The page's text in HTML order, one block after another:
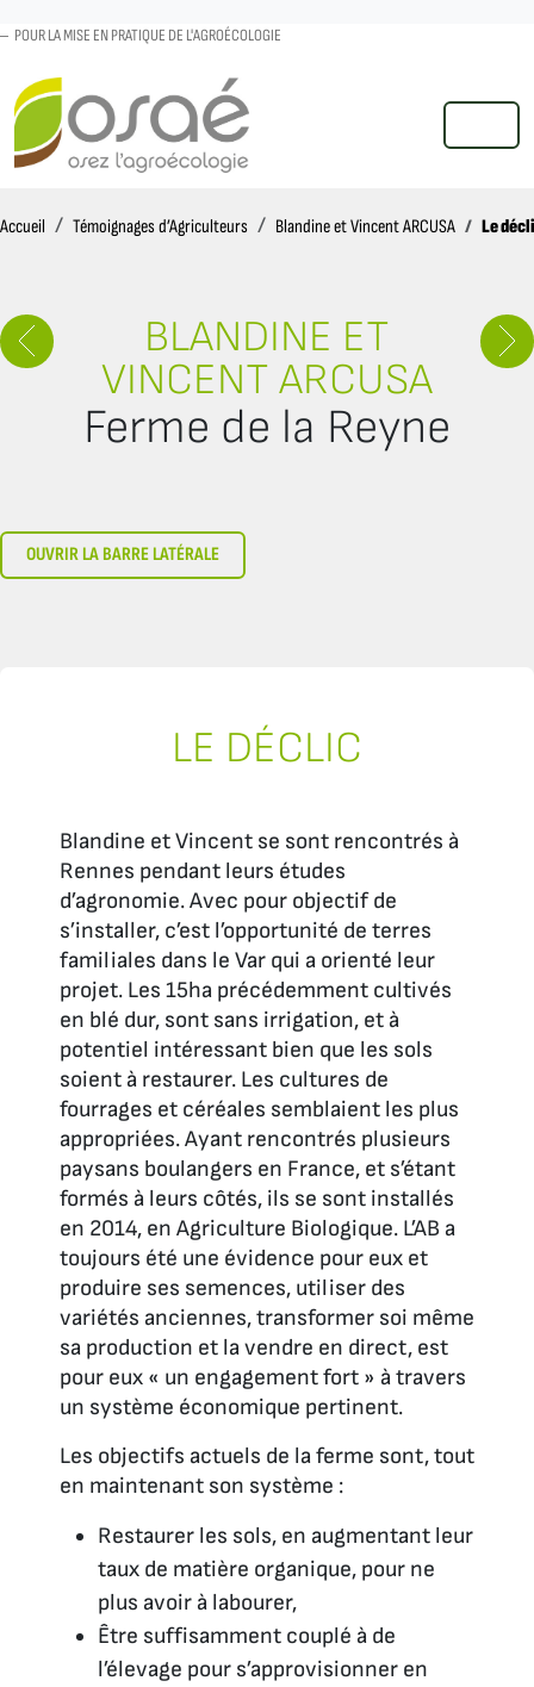
POUR LA MISE EN PRATIQUE DE L'AGROÉCOLOGIE
MENU
Accueil AccueilTémoignages d’Agriculteurs Blandine et Vincent ARCUSA Le
BLANDINE ET
VINCENT ARCUSA
Ferme de la Reyne
OUVRIR LA BARRE LATÉRALE
LE DÉCLIC
Blandine et Vincent se sont rencontrés à
Rennes pendant leurs études
d’agronomie. Avec pour objectif de
s’installer, c’est l’opportunité de terres
familiales dans le Var qui a orienté leur
projet. Les 15ha précédemment cultivés
en blé dur, sont sans irrigation, et à
potentiel intéressant bien que les sols
soient à restaurer. Les cultures de
fourrages et céréales semblaient les plus
appropriées. Ayant rencontrés plusieurs
paysans boulangers en France, et s’étant
formés à leurs côtés, ils se sont installés
en 2014, en Agriculture Biologique. L’AB a
toujours été une évidence pour eux et
produire ses semences, utiliser des
variétés anciennes, transformer soi même
sa production et la vendre en direct, est
pour eux « un engagement fort » à travers
un système économique pertinent.
Les objectifs actuels de la ferme sont, tout
en maintenant son système :
Restaurer les sols, en augmentant leur
taux de matière organique, pour ne
plus avoir à labourer,
Être suffisamment couplé à de
l’élevage pour s’approvisionner en